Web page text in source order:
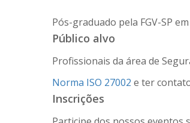
Pós-graduado pela FGV-SP
Público alvo
Profissionais da área de
Norma ISO 27002 e ter
Inscrições